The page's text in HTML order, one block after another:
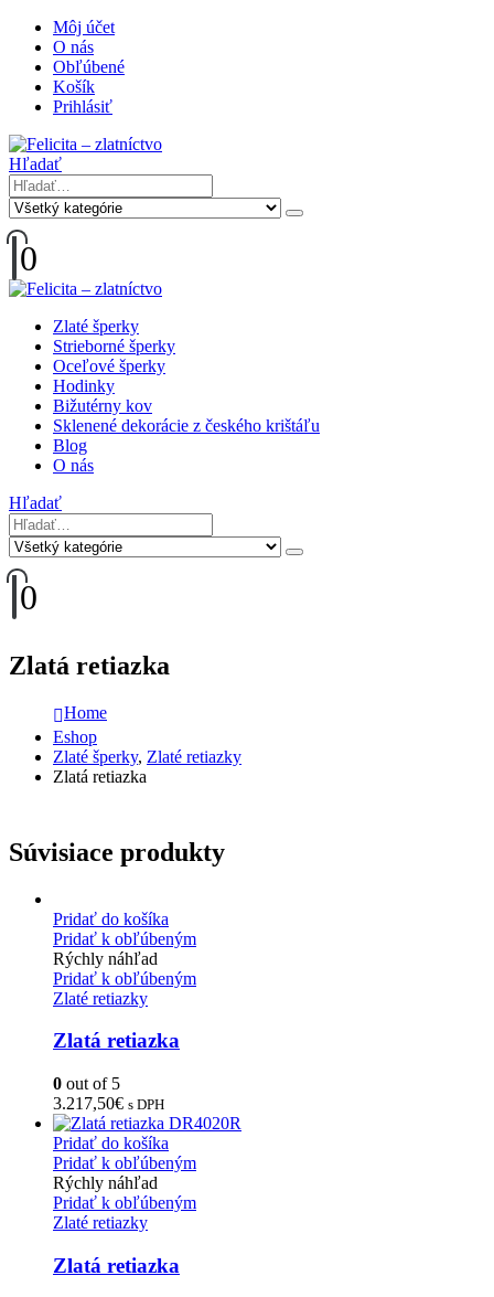
Môj účet
O nás
Obľúbené
Košík
Prihlásiť
Hľadať
0
Zlaté šperky
Strieborné šperky
Oceľové šperky
Hodinky
Bižutérny kov
Sklenené dekorácie z českého krištáľu
Blog
O nás
Hľadať
0
Zlatá retiazka
Home
Eshop
Zlaté šperky, Zlaté retiazky
Zlatá retiazka
Súvisiace produkty
Pridať do košíka
Pridať k obľúbeným
Rýchly náhľad
Pridať k obľúbeným
Zlaté retiazky
Zlatá retiazka
0 out of 5
3.217,50€ s DPH
Pridať do košíka
Pridať k obľúbeným
Rýchly náhľad
Pridať k obľúbeným
Zlaté retiazky
Zlatá retiazka